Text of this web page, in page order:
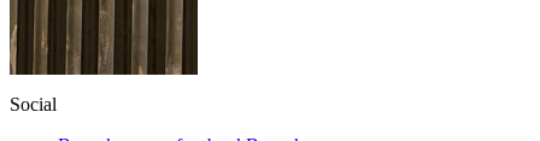
Social